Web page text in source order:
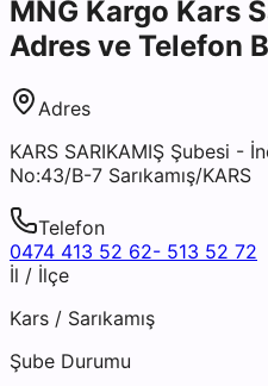
MNG Kargo Kars
Adres ve Telefon
Adres
KARS SARIKAMIŞ Şubesi -
No:43/B-7 Sarıkamış/KARS
Telefon
0474 413 52 62- 513 52 72
İl / İlçe
Kars / Sarıkamış
Şube Durumu